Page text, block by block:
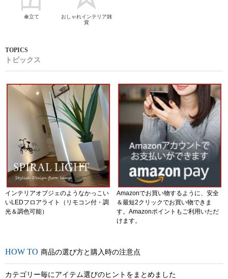
傘立て
おしゃれインテリア雑
貨
トピックス
インテリアオブジェのようなかっこい
いLEDフロアライト（リモコン付・調
光＆調色可能）
Amazonでお買い物するように、安全
＆最短2クリックでお買い物できま
す。Amazonポイントもご利用いただ
けます。
商品の選び方と購入時の注意点
カテゴリー毎にアイテム選びのヒントをまとめました